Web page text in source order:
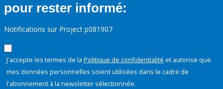
pour rester informé:
Notifications sur Project p081907
J'accepte les termes de la Politique de confidentialité et autorise que
mes données personnelles soient utilisées dans le cadre de
l'abonnement à la newsletter sélectionnée.